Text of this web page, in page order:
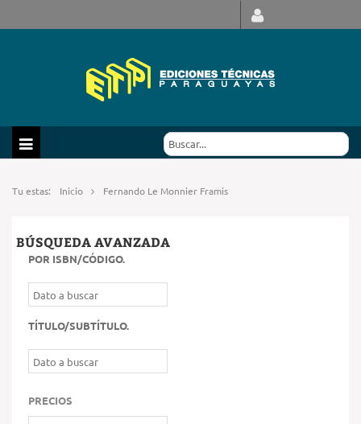
Tu estas: Inicio Fernando Le Monnier Framis
BÚSQUEDA AVANZADA
POR ISBN/CÓDIGO.
TÍTULO/SUBTÍTULO.
PRECIOS